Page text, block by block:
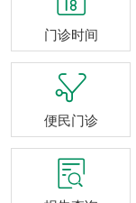
门诊时间

便民门诊
